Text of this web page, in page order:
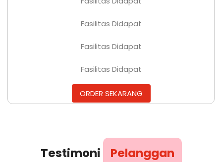
Fasilitas Didapat
Fasilitas Didapat
Fasilitas Didapat
ORDER SEKARANG
Testimoni Pelanggan